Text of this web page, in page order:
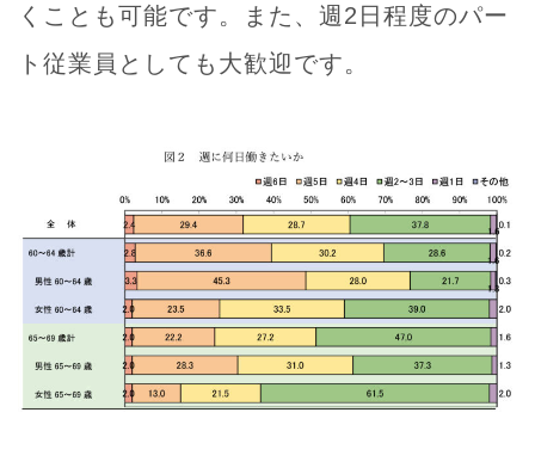
くことも可能です。また、週2日程度のパー
ト従業員としても大歓迎です。